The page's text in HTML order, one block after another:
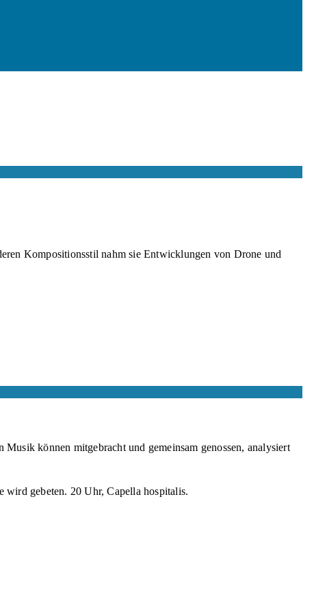
Kompositionsstil nahm sie Entwicklungen von Drone und
können mitgebracht und gemeinsam genossen, analysiert
gebeten. 20 Uhr, Capella hospitalis.